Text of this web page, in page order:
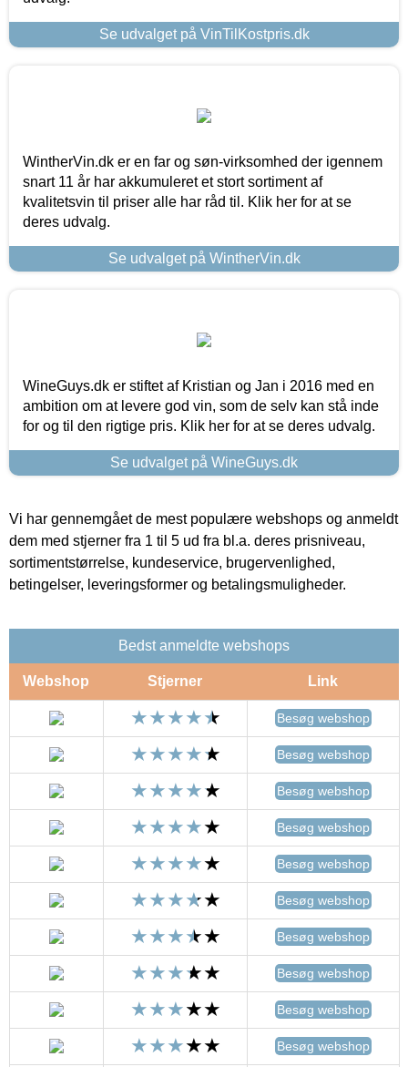
Se udvalget på VinTilKostpris.dk
WintherVin.dk er en far og søn-virksomhed der igennem
snart 11 år har akkumuleret et stort sortiment af
kvalitetsvin til priser alle har råd til. Klik her for at se
deres udvalg.
Se udvalget på WintherVin.dk
WineGuys.dk er stiftet af Kristian og Jan i 2016 med en
ambition om at levere god vin, som de selv kan stå inde
for og til den rigtige pris. Klik her for at se deres udvalg.
Se udvalget på WineGuys.dk
Vi har gennemgået de mest populære webshops og anmeldt
dem med stjerner fra 1 til 5 ud fra bl.a. deres prisniveau,
sortimentstørrelse, kundeservice, brugervenlighed,
betingelser, leveringsformer og betalingsmuligheder.
Bedst anmeldte webshops
Webshop Stjerner Link
Besøg webshop
Besøg webshop
Besøg webshop
Besøg webshop
Besøg webshop
Besøg webshop
Besøg webshop
Besøg webshop
Besøg webshop
Besøg webshop